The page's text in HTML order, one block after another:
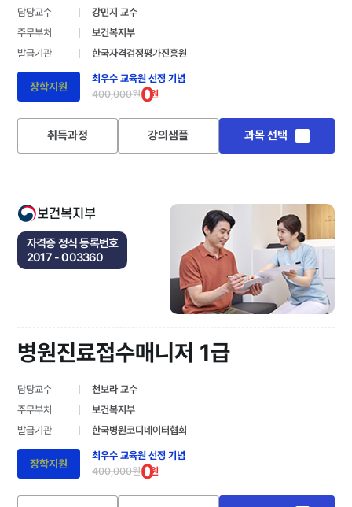
담당교수
강민지 교수
주무부처
보건복지부
발급기관
한국자격검정평가진흥원
장학지원
최우수 교육원 선정 기념
400,000원0원
취득과정 강의샘플 과목 선택
보건복지부
자격증 정식 등록번호
2017 - 003360
병원진료접수매니저 1급
담당교수
천보라 교수
주무부처
보건복지부
발급기관
한국병원코디네이터협회
장학지원
최우수 교육원 선정 기념
400,000원0원